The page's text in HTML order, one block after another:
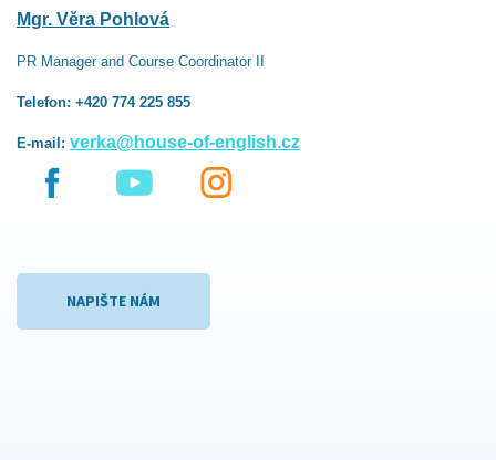
Mgr. Věra Pohlová
PR Manager and Course Coordinator II
Telefon: +420 774 225 855
E-mail: verka@house-of-english.cz
NAPIŠTE NÁM